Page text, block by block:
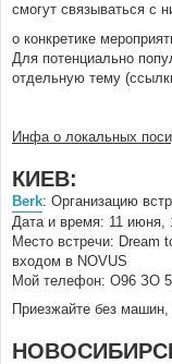
смогут связываться с
о конкретике
Для потенциально
отдельную тему
Инфа о локальных
КИЕВ:
Berk: Организацию
Дата и время: 11 июня,
Место встречи: Dream
входом в NOVUS
Мой телефон: О96 ЗО
Приезжайте без